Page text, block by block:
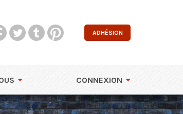
ADHÉSION
CONNEXION